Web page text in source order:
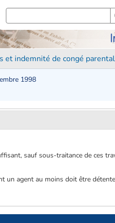
et indemnité de congé parental
1998
sauf sous-traitance de ces
un agent au moins doit être